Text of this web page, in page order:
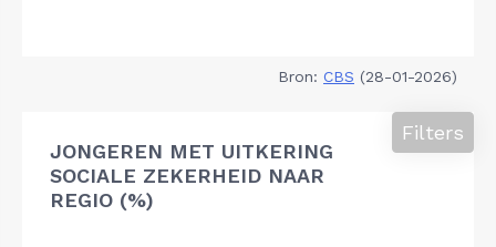
Bron: CBS (28-01-2026)
JONGEREN MET UITKERING
SOCIALE ZEKERHEID NAAR
REGIO (%)
Filters